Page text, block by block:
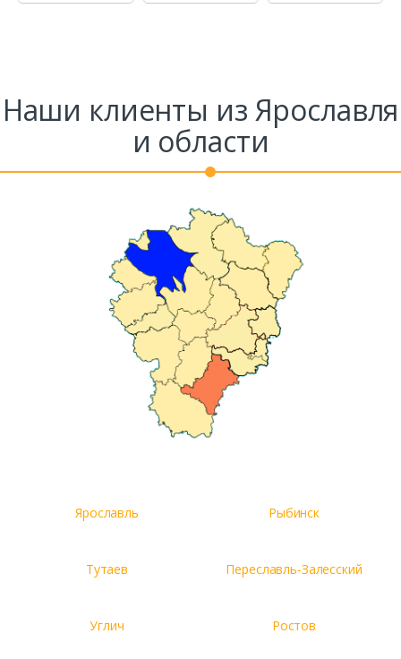
Комментарий к заказу
Наши клиенты из Ярославля
и области
Ярославль Рыбинск
Тутаев Переславль-Залесский
Углич Ростов